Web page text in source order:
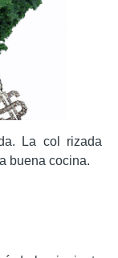
La col rizada
buena cocina.